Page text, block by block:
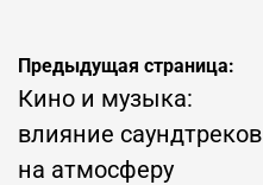
Навигация
по
записям
Предыдущая страница:
Кино и музыка:
влияние саундтреков
на атмосферу